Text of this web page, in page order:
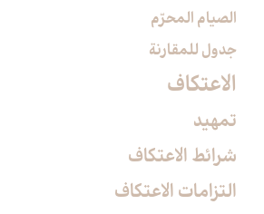
الصيام المحرّم‏
جدول للمقارنة
الاعتكاف‏
تمهيد
شرائط الاعتكاف
التزامات الاعتكاف